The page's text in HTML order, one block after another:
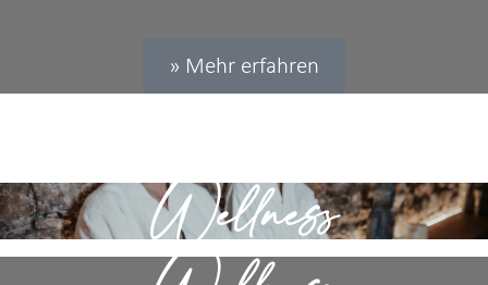
» Mehr erfahren
Wellness